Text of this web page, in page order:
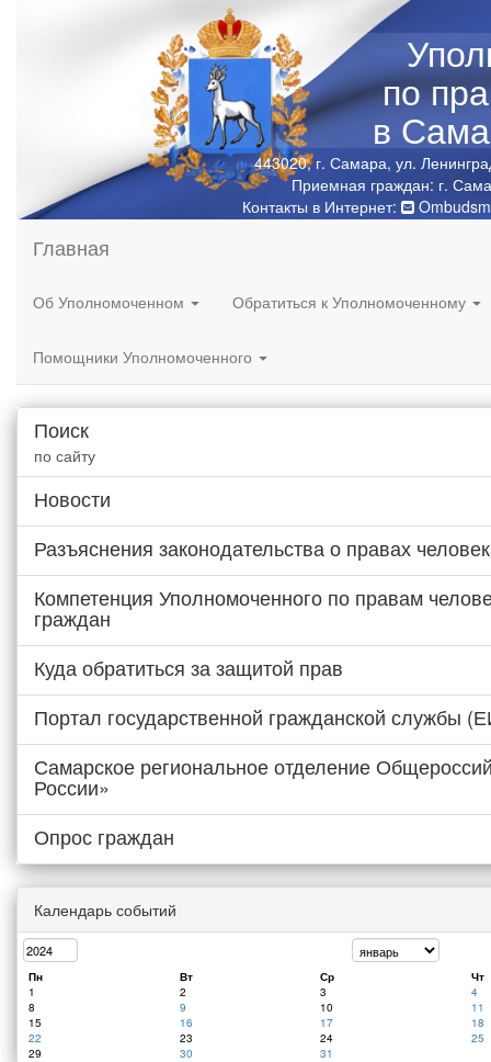
по
в
443020, г. Самара, ул.
Приемная граждан: г.
Контакты в Интернет:
Главная
Об Уполномоченном Обратиться к Уполномоченному
Помощники Уполномоченного
Поиск
по сайту
Новости
Разъяснения законодательства о правах
Компетенция Уполномоченного по правам
граждан
Куда обратиться за защитой прав
Портал государственной гражданской службы
Самарское региональное отделение
России»
Опрос граждан
Календарь событий
Пн Вт Ср
Чт
1
2 3
4
8
9 10
11
15
16 17
18
22
23 24
25
29
30 31